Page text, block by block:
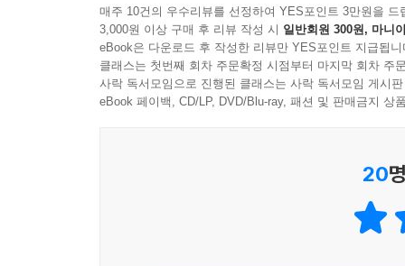
싸이가 진행하는 KBS 라디오 드라마로 제작되
최근까지 미국과 이탈리아에서 계약 제의를
애니메이션화에 대한 제안을 하기도 했다.
작가 이영도는 그동안 『퓨처워커』, 『폴라리스
20만 부의 높은 판매고를 올리기도 했다. 이 외
매주 10건의 우수리뷰를 선정하여 YES포인트 3만원을 드
3,000원 이상 구매 후 리뷰 작성 시 일반회원 300원, 마니
eBook은 다운로드 후 작성한 리뷰만 YES포인트 지급됩니
클래스는 첫번째 회차 주문확정 시점부터 마지막 회차 주
사락 독서모임으로 진행된 클래스는 사락 독서모임 게시
eBook 페이백, CD/LP, DVD/Blu-ray, 패션 및 판매금지 상
20